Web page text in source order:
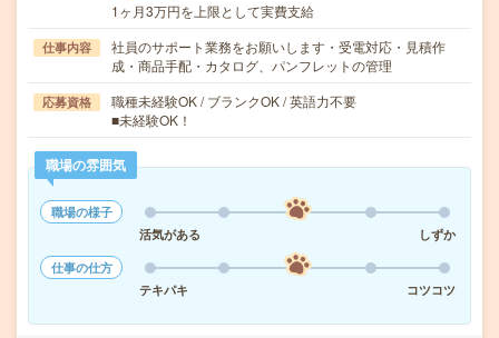
1ヶ月3万円を上限として実費支給
仕事内容
社員のサポート業務をお願いします・受電対応・見積作
成・商品手配・カタログ、パンフレットの管理
応募資格
職種未経験OK / ブランクOK / 英語力不要
■未経験OK！
職場の雰囲気
職場の様子
活気がある
しずか
仕事の仕方
テキパキ
コツコツ